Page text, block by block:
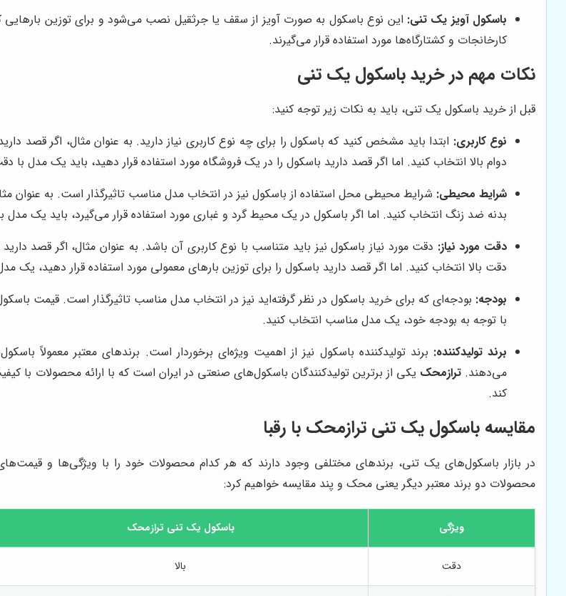
باسکول آویز یک تنی: این نوع باسکول به صورت آویز از سقف یا جرثقیل نصب می‌شود و برای توزین بارهایی
کارخانجات و کشتارگاه‌ها مورد استفاده قرار می‌گیرند.
نکات مهم در خرید باسکول یک تنی
قبل از خرید باسکول یک تنی، باید به نکات زیر توجه کنید:
نوع کاربری: ابتدا باید مشخص کنید که باسکول را برای چه نوع کاربری نیاز دارید. به عنوان مثال، اگر قصد
دوام بالا انتخاب کنید. اما اگر قصد دارید باسکول را در یک فروشگاه مورد استفاده قرار دهید، باید یک مدل
شرایط محیطی: شرایط محیطی محل استفاده از باسکول نیز در انتخاب مدل مناسب تاثیرگذار است. به عنوان
بدنه ضد زنگ انتخاب کنید. اما اگر باسکول در یک محیط گرد و غباری مورد استفاده قرار می‌گیرد، باید یک مدل
دقت مورد نیاز: دقت مورد نیاز باسکول نیز باید متناسب با نوع کاربری آن باشد. به عنوان مثال، اگر قصد
دقت بالا انتخاب کنید. اما اگر قصد دارید باسکول را برای توزین بارهای معمولی مورد استفاده قرار دهید،
بودجه: بودجه‌ای که برای خرید باسکول در نظر گرفته‌اید نیز در انتخاب مدل مناسب تاثیرگذار است. قیمت
با توجه به بودجه خود، یک مدل مناسب انتخاب کنید.
برند تولیدکننده: برند تولیدکننده باسکول نیز از اهمیت ویژه‌ای برخوردار است. برندهای معتبر معمولاً
می‌دهند. ترازمحک یکی از برترین تولیدکنندگان باسکول‌های صنعتی در ایران است که با ارائه محصولات
کند.
مقایسه باسکول یک تنی ترازمحک با رقبا
در بازار باسکول‌های یک تنی، برندهای مختلفی وجود دارند که هر کدام محصولات خود را با ویژگی‌ها و
محصولات دو برند معتبر دیگر یعنی محک و پند مقایسه خواهیم کرد:
ویژگی باسکول یک تنی ترازمحک
دقت بالا